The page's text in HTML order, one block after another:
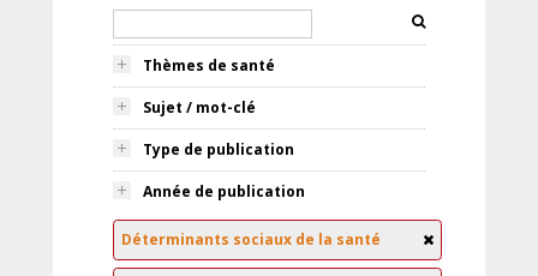
Thèmes de santé
Sujet / mot-clé
Type de publication
Année de publication
Déterminants sociaux de la santé